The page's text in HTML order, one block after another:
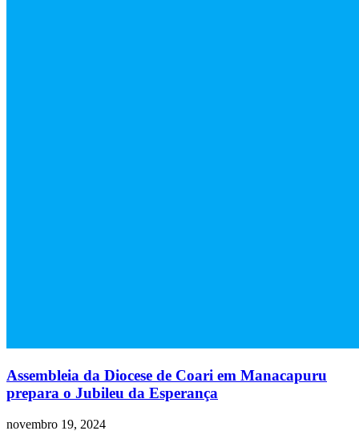
Assembleia da Diocese de Coari em Manacapuru
prepara o Jubileu da Esperança
novembro 19, 2024